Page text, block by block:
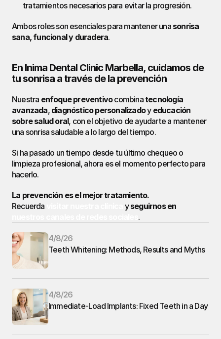
tratamientos necesarios para evitar la progresión.
Ambos roles son esenciales para mantener una sonrisa
sana, funcional y duradera.
En Inima Dental Clinic Marbella, cuidamos de
tu sonrisa a través de la prevención
Nuestra enfoque preventivo combina tecnología
avanzada, diagnóstico personalizado y educación
sobre salud oral, con el objetivo de ayudarte a mantener
una sonrisa saludable a lo largo del tiempo.
Si ha pasado un tiempo desde tu último chequeo o
limpieza profesional, ahora es el momento perfecto para
hacerlo.
La prevención es el mejor tratamiento.
Recuerda
y
.
4/8/26
Teeth Whitening: Methods, Results and Myths
4/8/26
Immediate-Load Implants: Fixed Teeth in a Day